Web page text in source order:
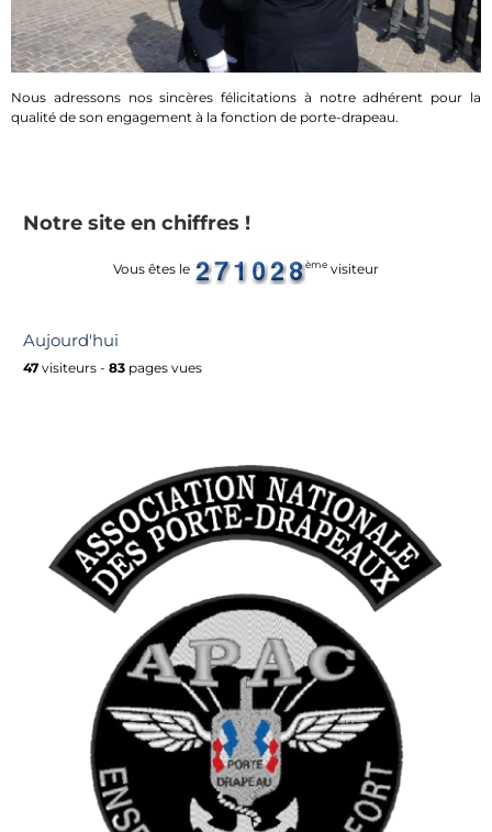
Nous adressons nos sincères félicitations à notre adhérent pour la
qualité de son engagement à la fonction de porte-drapeau.
Notre site en chiffres !
Vous êtes le ème visiteur
Aujourd'hui
47 visiteurs - 83 pages vues